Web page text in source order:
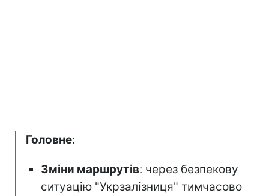
Головне:
Зміни маршрутів: через безпекову
ситуацію "Укрзалізниця" тимчасово